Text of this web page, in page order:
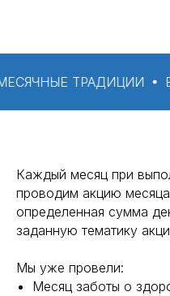
ТРАДИЦИИ
Каждый месяц при
проводим акцию
определенная сумма
заданную тематику
Мы уже провели:
Месяц заботы о